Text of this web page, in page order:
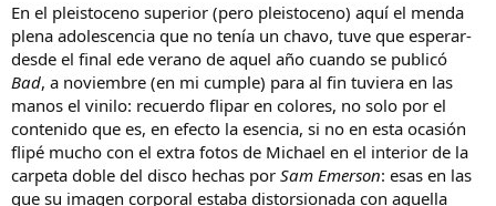
:
En el pleistoceno superior (pero pleistoceno) aquí el menda
plena adolescencia que no tenía un chavo, tuve que esperar-
desde el final ede verano de aquel año cuando se publicó
Bad, a noviembre (en mi cumple) para al fin tuviera en las
manos el vinilo: recuerdo flipar en colores, no solo por el
contenido que es, en efecto la esencia, si no en esta ocasión
flipé mucho con el extra fotos de Michael en el interior de la
carpeta doble del disco hechas por Sam Emerson: esas en las
que su imagen corporal estaba distorsionada con aquella